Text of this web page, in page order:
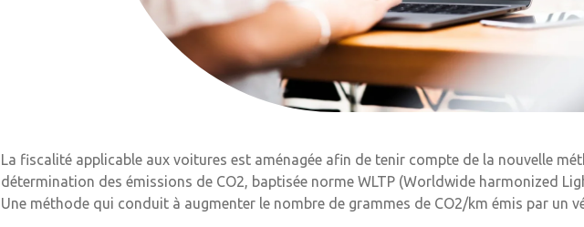
La fiscalité applicable aux voitures est aménagée afin de tenir compte de la nouvelle
détermination des émissions de CO2, baptisée norme WLTP (Worldwide harmonized
Une méthode qui conduit à augmenter le nombre de grammes de CO2/km émis par un